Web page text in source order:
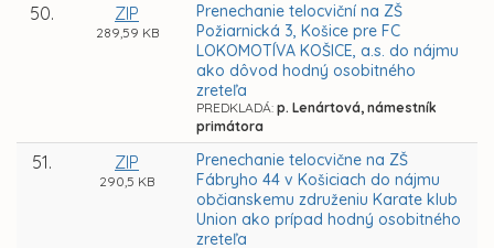
50. ZIP
289,59 KB
Prenechanie telocviční na ZŠ
Požiarnická 3, Košice pre FC
LOKOMOTÍVA KOŠICE, a.s. do nájmu
ako dôvod hodný osobitného
zreteľa
PREDKLADÁ: p. Lenártová, námestník
primátora
51. ZIP
290,5 KB
Prenechanie telocvične na ZŠ
Fábryho 44 v Košiciach do nájmu
občianskemu združeniu Karate klub
Union ako prípad hodný osobitného
zreteľa